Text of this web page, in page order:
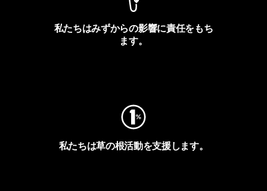
私たちはみずからの影響に責任をもち
ます。
私たちは草の根活動を支援します。